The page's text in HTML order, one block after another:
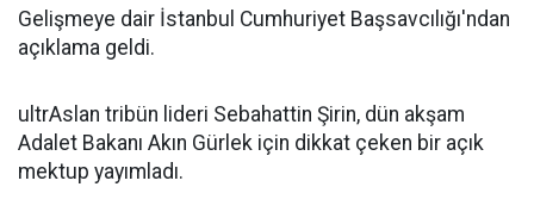
Gelişmeye dair İstanbul Cumhuriyet Başsavcılığı'ndan
açıklama geldi.
ultrAslan tribün lideri Sebahattin Şirin, dün akşam
Adalet Bakanı Akın Gürlek için dikkat çeken bir açık
mektup yayımladı.